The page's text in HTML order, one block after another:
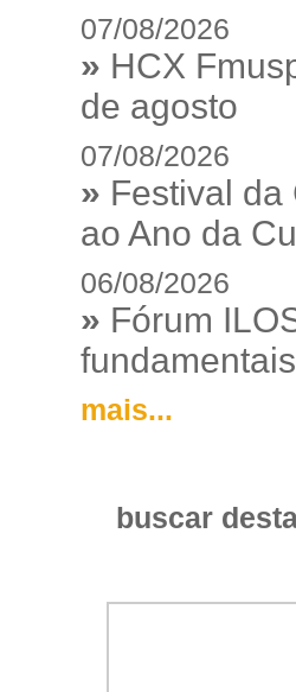
07/08/2026
» HCX
de agosto
07/08/2026
» Festival
ao Ano da
06/08/2026
» Fórum
mais...
buscar